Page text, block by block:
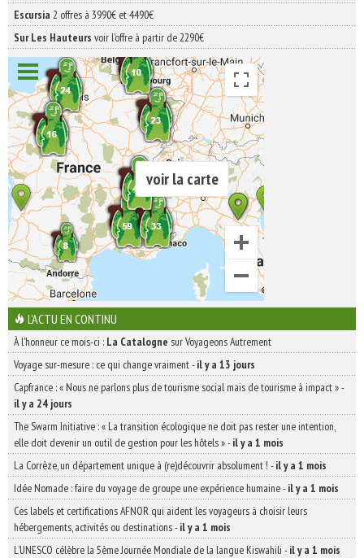
Escursia 2 offres à 3990€ et 4490€
Sur Les Hauteurs voir l'offre à partir de 2290€
voir la carte
L'ACTU EN CONTINU
À l'honneur ce mois-ci : La Catalogne sur Voyageons Autrement
Voyage sur-mesure : ce qui change vraiment-il y a 13 jours
Capfrance : « Nous ne parlons plus de tourisme social mais de tourisme à impact »-
il y a 24 jours
The Swarm Initiative : « La transition écologique ne doit pas rester une intention,
elle doit devenir un outil de gestion pour les hôtels »-il y a 1 mois
La Corrèze, un département unique à (re)découvrir absolument ! -il y a 1 mois
Idée Nomade : faire du voyage de groupe une expérience humaine-il y a 1 mois
Ces labels et certifications AFNOR qui aident les voyageurs à choisir leurs
hébergements, activités ou destinations-il y a 1 mois
L’UNESCO célèbre la 5ème Journée Mondiale de la langue Kiswahili -il y a 1 mois